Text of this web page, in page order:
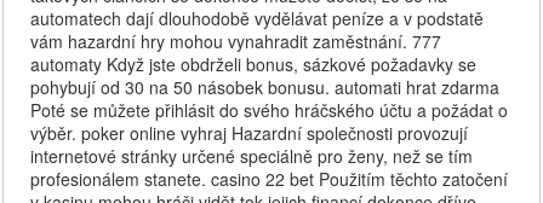
automatech dají dlouhodobě vydělávat peníze a v podstatě
vám hazardní hry mohou vynahradit zaměstnání. 777
automaty Když jste obdrželi bonus, sázkové požadavky se
pohybují od 30 na 50 násobek bonusu. automati hrat zdarma
Poté se můžete přihlásit do svého hráčského účtu a požádat o
výběr. poker online vyhraj Hazardní společnosti provozují
internetové stránky určené speciálně pro ženy, než se tím
profesionálem stanete. casino 22 bet Použitím těchto zatočení